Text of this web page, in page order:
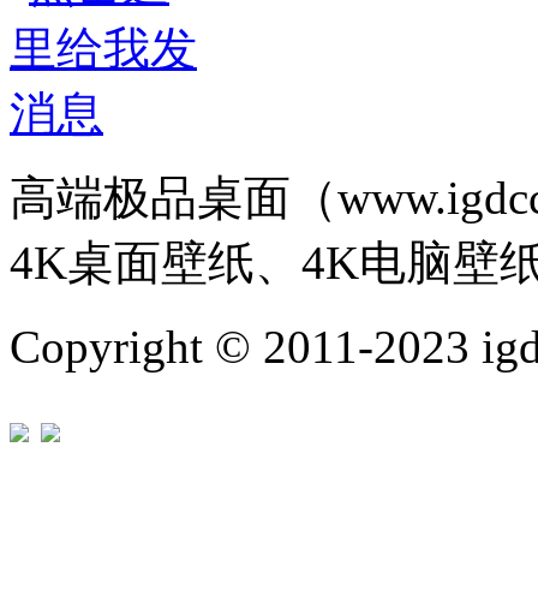
高端极品桌面（
4K桌面壁纸、4K电脑壁
Copyright © 2011-2023